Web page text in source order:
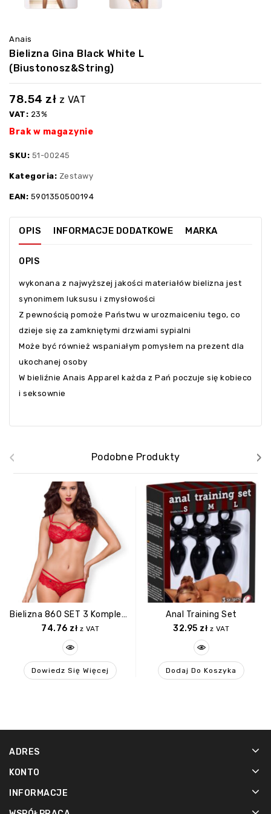
Anais
Bielizna Gina Black White L
(biustonosz&string)
78.54 zł z VAT
VAT: 23%
Brak w magazynie
SKU: 51-00245
Kategoria: Zestawy
EAN: 5901350500194
OPIS INFORMACJE DODATKOWE MARKA
OPIS
wykonana z najwyższej jakości materiałów bielizna jest
synonimem luksusu i zmysłowości
Z pewnością pomoże Państwu w urozmaiceniu tego, co
dzieje się za zamkniętymi drzwiami sypialni
Może być również wspaniałym pomysłem na prezent dla
ukochanej osoby
W bieliźnie Anais Apparel każda z Pań poczuje się kobieco
i seksownie
Podobne Produkty
Bielizna 860 SET 3 Komplet 2 Częściowy Czerwony S/M
74.76 zł z VAT
Dowiedz Się Więcej
Anal Training Set
32.95 zł z VAT
Dodaj Do Koszyka
‹ ›
ADRES
KONTO
INFORMACJE